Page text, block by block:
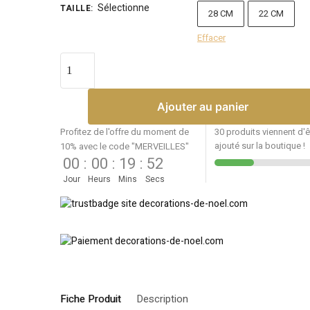
TAILLE: Sélectionne 28 CM
22 CM
Effacer
Ajouter au panier
Profitez de l'offre du moment de
10% avec le code "MERVEILLES"
00
Jour
: 00
Heurs
: 19
Mins
: 52
Secs
30 produits viennent
ajouté sur la boutique !
Fiche Produit Description